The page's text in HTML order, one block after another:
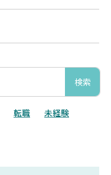
検索
転職
未経験